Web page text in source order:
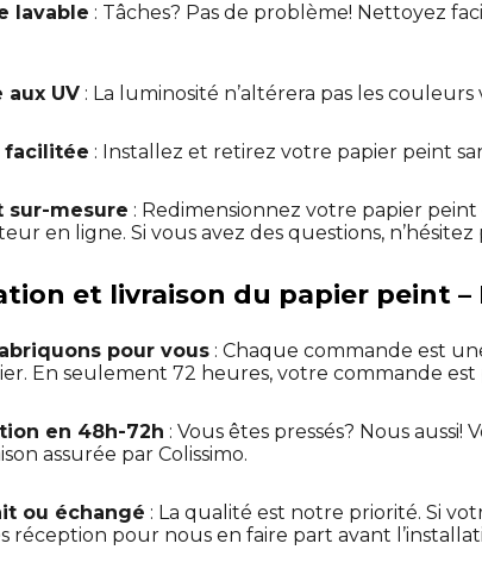
lavable : Tâches? Pas de problème! Nettoyez
aux UV : La luminosité n’altérera pas les
facilitée : Installez et retirez votre papier peint
sur-mesure : Redimensionnez votre papier
en ligne. Si vous avez des questions, n’hésitez
et livraison du papier peint –
pour vous : Chaque commande est
En seulement 72 heures, votre commande
en 48h-72h : Vous êtes pressés? Nous
assurée par Colissimo.
ou échangé : La qualité est notre priorité. Si
réception pour nous en faire part avant